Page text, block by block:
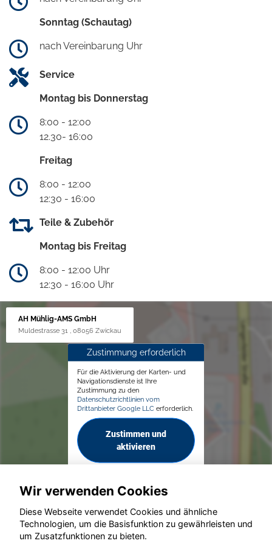
Sonntag (Schautag)
nach Vereinbarung Uhr
Service
Montag bis Donnerstag
8:00 - 12:00
12.30- 16:00
Freitag
8:00 - 12:00
12:30 - 16:00
Teile & Zubehör
Montag bis Freitag
8:00 - 12:00 Uhr
12:30 - 16:00 Uhr
AH Mühlig-AMS GmbH
Muldestrasse 31 , 08056 Zwickau
Zustimmung erforderlich
Für die Aktivierung der Karten- und
Navigationsdienste ist Ihre
Zustimmung zu den
Datenschutzrichtlinien vom
Drittanbieter Google LLC erforderlich.
Zustimmen und
aktivieren
© konjunkturmotor.de GmbH 2020 - 2026
Wir verwenden Cookies
Diese Webseite verwendet Cookies und ähnliche
Technologien, um die Basisfunktion zu gewährleisten und
um Zusatzfunktionen zu bieten.